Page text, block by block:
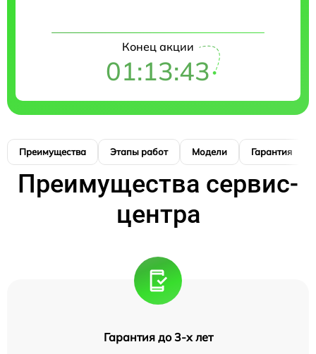
Конец акции
01:13:42
Преимущества Этапы работ Модели Гарантия
Преимущества сервис-
центра
Гарантия до 3-х лет